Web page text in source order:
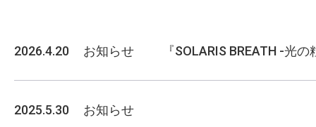
2026.4.20 お知らせ 『SOLARIS BREATH -光
2025.5.30
お知らせ